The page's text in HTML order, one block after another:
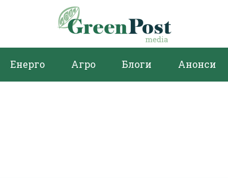
Енерго Агро Блоги Анонси